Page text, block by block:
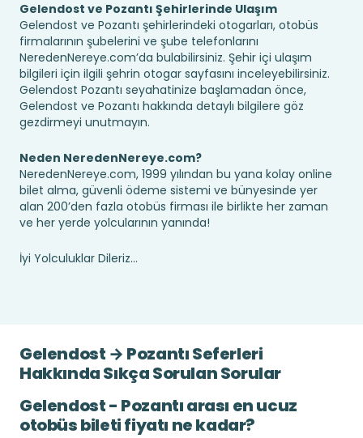
Gelendost ve Pozantı Şehirlerinde Ulaşım
Gelendost ve Pozantı şehirlerindeki otogarları, otobüs
firmalarının şubelerini ve şube telefonlarını
NeredenNereye.com’da bulabilirsiniz. Şehir içi ulaşım
bilgileri için ilgili şehrin otogar sayfasını inceleyebilirsiniz.
Gelendost Pozantı seyahatinize başlamadan önce,
Gelendost ve Pozantı hakkında detaylı bilgilere göz
gezdirmeyi unutmayın.
Neden NeredenNereye.com?
NeredenNereye.com, 1999 yılından bu yana kolay online
bilet alma, güvenli ödeme sistemi ve bünyesinde yer
alan 200’den fazla otobüs firması ile birlikte her zaman
ve her yerde yolcularının yanında!
İyi Yolculuklar Dileriz...
Gelendost → Pozantı Seferleri
Hakkında Sıkça Sorulan Sorular
Gelendost - Pozantı arası en ucuz
otobüs bileti fiyatı ne kadar?